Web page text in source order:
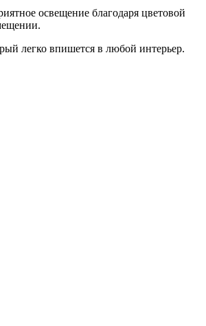
освещение благодаря цветовой
легко впишется в любой интерьер.